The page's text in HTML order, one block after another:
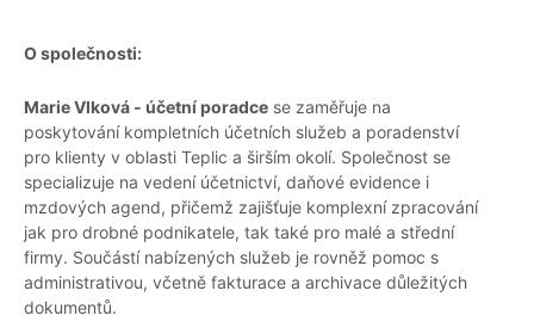
O společnosti:
Marie Vlková - účetní poradce se zaměřuje na
poskytování kompletních účetních služeb a poradenství
pro klienty v oblasti Teplic a širším okolí. Společnost se
specializuje na vedení účetnictví, daňové evidence i
mzdových agend, přičemž zajišťuje komplexní zpracování
jak pro drobné podnikatele, tak také pro malé a střední
firmy. Součástí nabízených služeb je rovněž pomoc s
administrativou, včetně fakturace a archivace důležitých
dokumentů.